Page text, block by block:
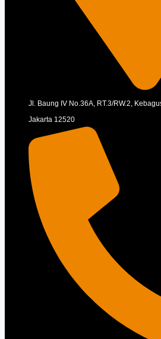
Jl. Baung IV No.36A, RT.3/RW.2,
Jakarta 12520